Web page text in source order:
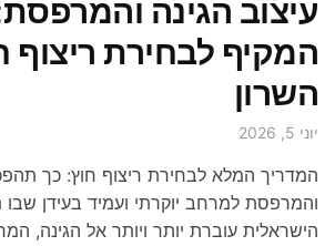
עיצוב הגינה
המקיף לבחירת ריצוף
השרון
יוני 5, 2026
המדריך המלא לבחירת ריצוף חוץ: כך
והמרפסת למרחב יוקרתי ועמיד בעידן
הישראלית עוברת יותר ויותר אל הגינה,